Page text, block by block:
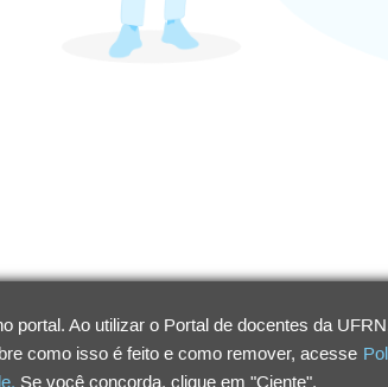
portal. Ao utilizar o Portal de docentes da
como isso é feito e como remover, acesse
Se você concorda, clique em "Ciente".